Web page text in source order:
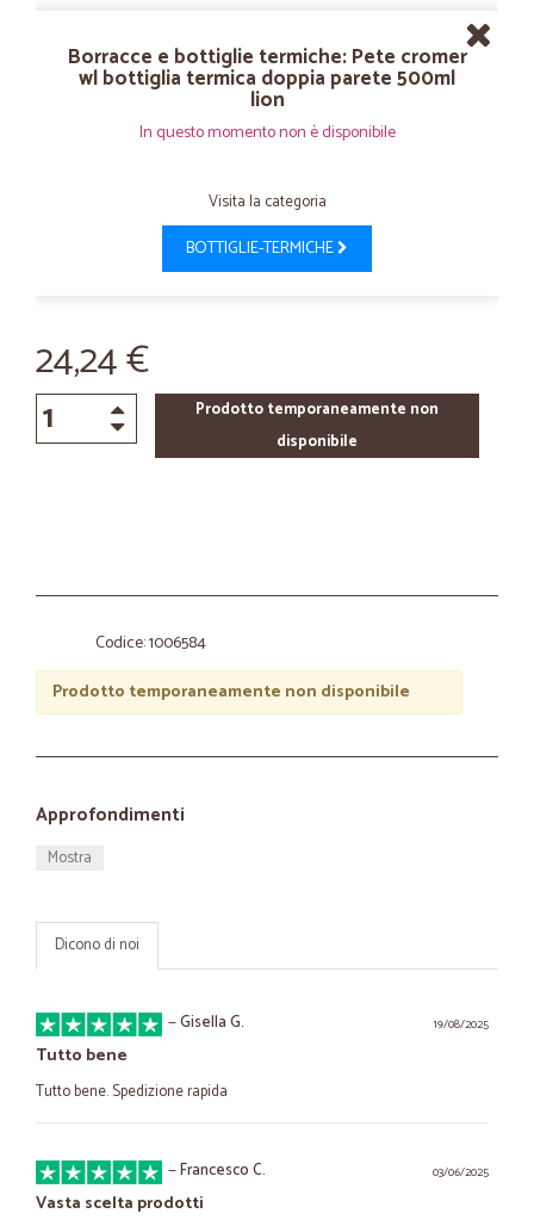
Borracce e bottiglie termiche: Pete cromer
wl bottiglia termica doppia parete 500ml
lion
In questo momento non è disponibile
Visita la categoria
BOTTIGLIE-TERMICHE
24,24 €
Prodotto temporaneamente non
disponibile
Codice: 1006584
Prodotto temporaneamente non disponibile
Approfondimenti
Mostra
Dicono di noi
19/08/2025
—Gisella G.
Tutto bene
Tutto bene. Spedizione rapida
03/06/2025
—Francesco C.
Vasta scelta prodotti